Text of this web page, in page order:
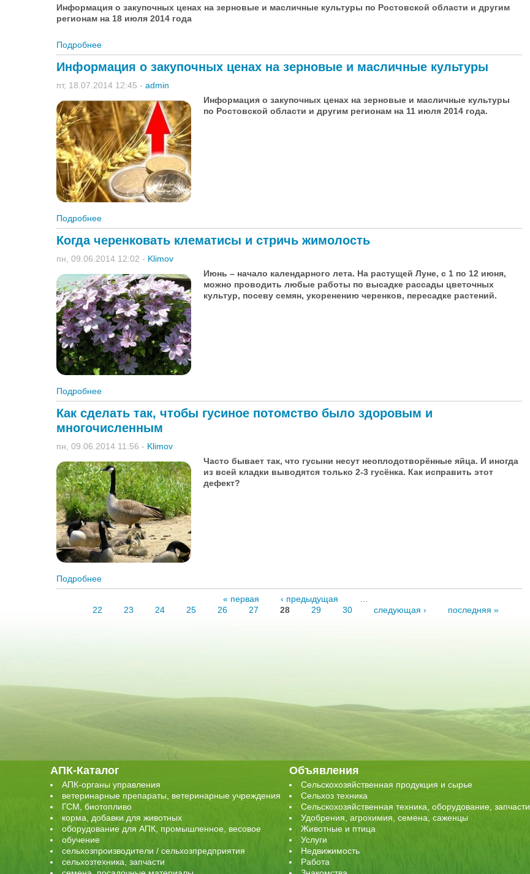
Информация о закупочных ценах на зерновые и масличные культуры по Ростовской области и другим
регионам на 18 июля 2014 года
Подробнее
Информация о закупочных ценах на зерновые и масличные культуры
пт, 18.07.2014 12:45 - admin
Информация о закупочных ценах на зерновые и масличные культуры
по Ростовской области и другим регионам на 11 июля 2014 года.
Подробнее
Когда черенковать клематисы и стричь жимолость
пн, 09.06.2014 12:02 - Klimov
Июнь – начало календарного лета. На растущей Луне, с 1 по 12 июня,
можно проводить любые работы по высадке рассады цветочных
культур, посеву семян, укоренению черенков, пересадке растений.
Подробнее
Как сделать так, чтобы гусиное потомство было здоровым и
многочисленным
пн, 09.06.2014 11:56 - Klimov
Часто бывает так, что гусыни несут неоплодотворённые яйца. И иногда
из всей кладки выводятся только 2-3 гусёнка. Как исправить этот
дефект?
Подробнее
« первая ‹ предыдущая
22
23 24 25 26 27 28 29 30 следующая › последняя »
АПК-Каталог
АПК-органы управления
ветеринарные препараты, ветеринарные учреждения
ГСМ, биотопливо
корма, добавки для животных
оборудование для АПК, промышленное, весовое
обучение
сельхозпроизводители / сельхозпредприятия
сельхозтехника, запчасти
Объявления
Сельскохозяйственная продукция и сырье
Сельхоз техника
Сельскохозяйственная техника, оборудование, запчасти
Удобрения, агрохимия, семена, саженцы
Животные и птица
Услуги
Недвижимость
Работа